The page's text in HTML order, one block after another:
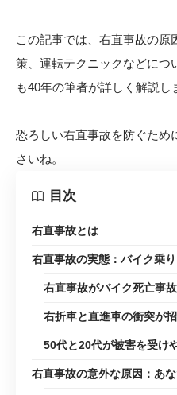
この記事では、右直事故の
策、運転テクニックなどにつ
も40年の筆者が詳しく解説し
恐ろしい右直事故を防ぐため
さいね。
目次
右直事故とは
右直事故の実態：バイク乗
右直事故がバイク死亡事
右折車と直進車の衝突が
50代と20代が被害を受け
右直事故の意外な原因：あ